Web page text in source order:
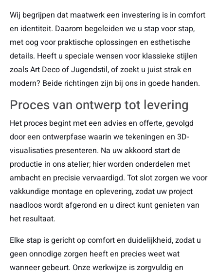
Wij begrijpen dat maatwerk een investering is in comfort
en identiteit. Daarom begeleiden we u stap voor stap,
met oog voor praktische oplossingen en esthetische
details. Heeft u speciale wensen voor klassieke stijlen
zoals Art Deco of Jugendstil, of zoekt u juist strak en
modern? Beide richtingen zijn bij ons in goede handen.
Proces van ontwerp tot levering
Het proces begint met een advies en offerte, gevolgd
door een ontwerpfase waarin we tekeningen en 3D-
visualisaties presenteren. Na uw akkoord start de
productie in ons atelier; hier worden onderdelen met
ambacht en precisie vervaardigd. Tot slot zorgen we voor
vakkundige montage en oplevering, zodat uw project
naadloos wordt afgerond en u direct kunt genieten van
het resultaat.
Elke stap is gericht op comfort en duidelijkheid, zodat u
geen onnodige zorgen heeft en precies weet wat
wanneer gebeurt. Onze werkwijze is zorgvuldig en